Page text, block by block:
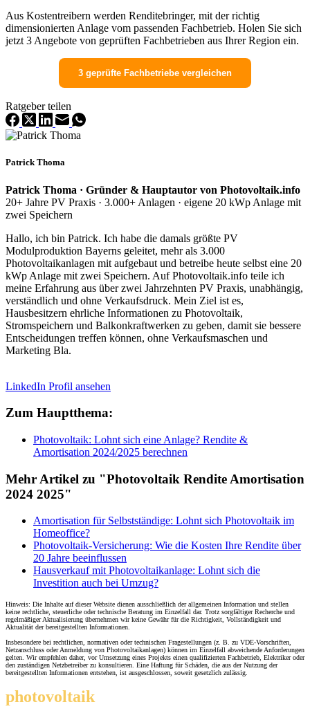
Aus Kostentreibern werden Renditebringer, mit der richtig
dimensionierten Anlage vom passenden Fachbetrieb. Holen Sie sich
jetzt 3 Angebote von geprüften Fachbetrieben aus Ihrer Region ein.
3 geprüfte Fachbetriebe vergleichen
Ratgeber teilen
Patrick Thoma
Patrick Thoma · Gründer & Hauptautor von Photovoltaik.info
20+ Jahre PV Praxis · 3.000+ Anlagen · eigene 20 kWp Anlage mit
zwei Speichern
Hallo, ich bin Patrick. Ich habe die damals größte PV
Modulproduktion Bayerns geleitet, mehr als 3.000
Photovoltaikanlagen mit aufgebaut und betreibe heute selbst eine 20
kWp Anlage mit zwei Speichern. Auf Photovoltaik.info teile ich
meine Erfahrung aus über zwei Jahrzehnten PV Praxis, unabhängig,
verständlich und ohne Verkaufsdruck. Mein Ziel ist es,
Hausbesitzern ehrliche Informationen zu Photovoltaik,
Stromspeichern und Balkonkraftwerken zu geben, damit sie bessere
Entscheidungen treffen können, ohne Verkaufsmaschen und
Marketing Bla.
LinkedIn Profil ansehen
Zum Hauptthema:
Photovoltaik: Lohnt sich eine Anlage? Rendite &
Amortisation 2024/2025 berechnen
Mehr Artikel zu "Photovoltaik Rendite Amortisation
2024 2025"
Amortisation für Selbstständige: Lohnt sich Photovoltaik im
Homeoffice?
Photovoltaik-Versicherung: Wie die Kosten Ihre Rendite über
20 Jahre beeinflussen
Hausverkauf mit Photovoltaikanlage: Lohnt sich die
Investition auch bei Umzug?
Hinweis: Die Inhalte auf dieser Website dienen ausschließlich der allgemeinen Information und stellen
keine rechtliche, steuerliche oder technische Beratung im Einzelfall dar. Trotz sorgfältiger Recherche und
regelmäßiger Aktualisierung übernehmen wir keine Gewähr für die Richtigkeit, Vollständigkeit und
Aktualität der bereitgestellten Informationen.
Insbesondere bei rechtlichen, normativen oder technischen Fragestellungen (z. B. zu VDE-Vorschriften,
Netzanschluss oder Anmeldung von Photovoltaikanlagen) können im Einzelfall abweichende Anforderungen
gelten. Wir empfehlen daher, vor Umsetzung eines Projekts einen qualifizierten Fachbetrieb, Elektriker oder
den zuständigen Netzbetreiber zu konsultieren. Eine Haftung für Schäden, die aus der Nutzung der
bereitgestellten Informationen entstehen, ist ausgeschlossen, soweit gesetzlich zulässig.
photovoltaik.info